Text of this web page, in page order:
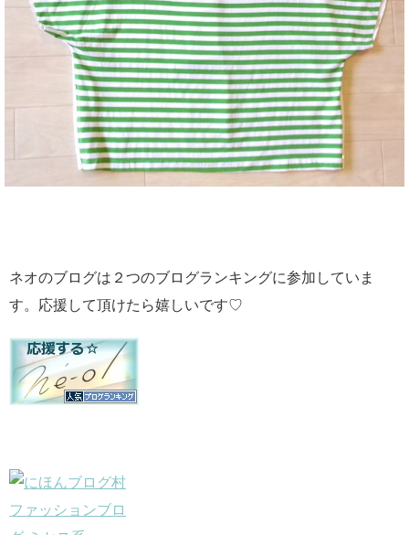
ネオのブログは２つのブログランキングに参加していま
す。応援して頂けたら嬉しいです♡